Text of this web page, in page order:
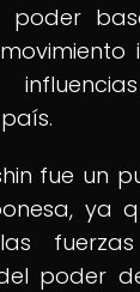
poder
fue un
ya
poder